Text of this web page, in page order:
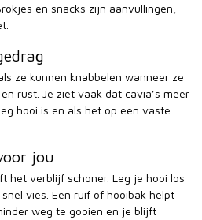
en snacks zijn aanvullingen,
ze kunnen knabbelen wanneer ze
rust. Je ziet vaak dat cavia’s meer
hooi is en als het op een vaste
jou
het verblijf schoner. Leg je hooi los
vies. Een ruif of hooibak helpt
weg te gooien en je blijft